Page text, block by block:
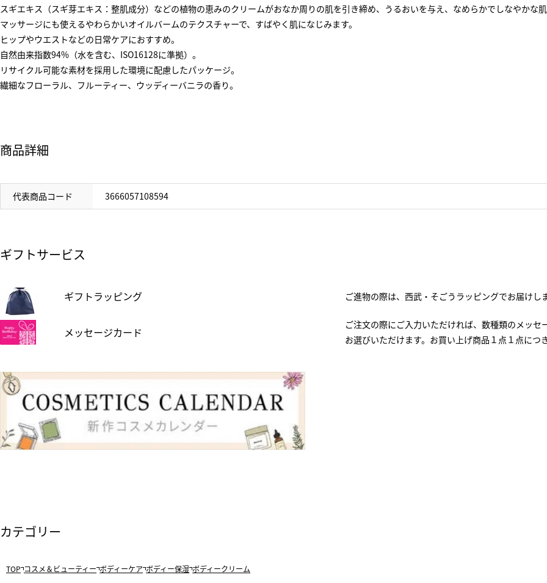
スギエキス（スギ芽エキス：整肌成分）などの植物の恵みのクリームがおなか周りの肌を引き締め、うるおいを与え、なめらかでしなやかな肌
マッサージにも使えるやわらかいオイルバームのテクスチャーで、すばやく肌になじみます。
ヒップやウエストなどの日常ケアにおすすめ。
自然由来指数94%（水を含む、ISO16128に準拠）。
リサイクル可能な素材を採用した環境に配慮したパッケージ。
繊細なフローラル、フルーティー、ウッディーバニラの香り。
商品詳細
代表商品コード 3666057108594
ギフトサービス
ギフトラッピング ご進物の際は、西武・そごうラッピングでお届けしま
メッセージカード
ご注文の際にご入力いただければ、数種類のメッセ
お選びいただけます。お買い上げ商品１点１点につ
カテゴリー
TOP コスメ＆ビューティー ボディーケア ボディー保湿 ボディークリーム